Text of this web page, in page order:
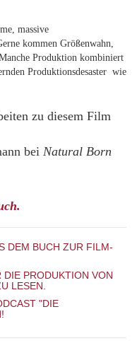
massive
kommen Größenwahn,
Produktion kombiniert
Produktionsdesaster ­ wie
zu diesem Film
bei Natural Born
DEM BUCH ZUR FILM-
DIE PRODUKTION VON
LESEN.
"DIE